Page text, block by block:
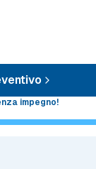
impegno!